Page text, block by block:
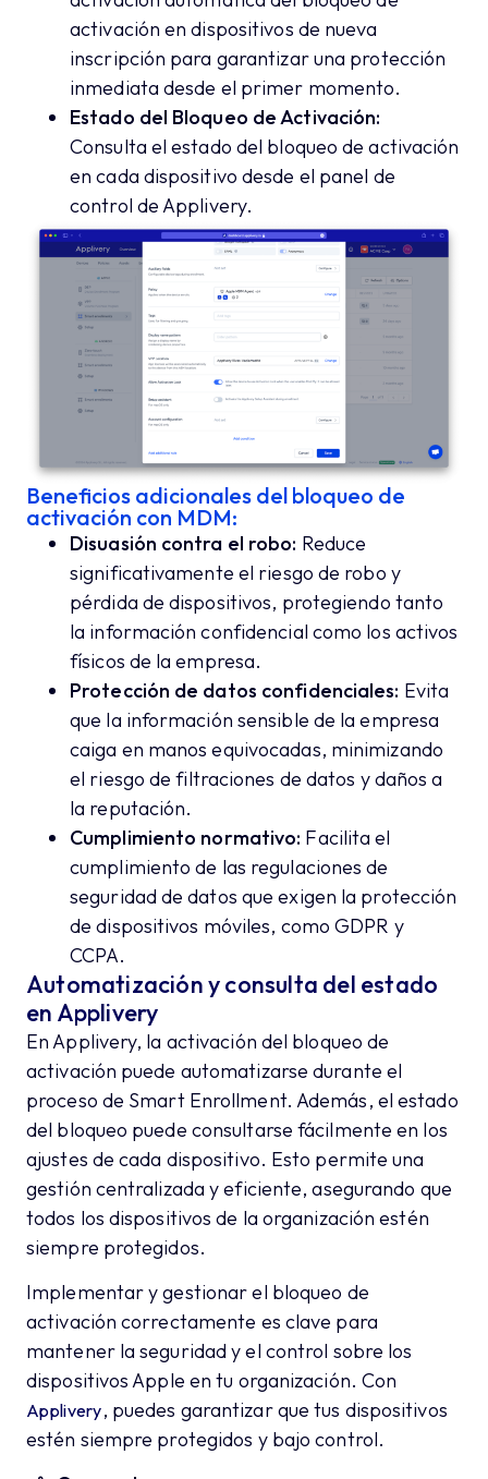
activación en dispositivos de nueva
inscripción para garantizar una protección
inmediata desde el primer momento.
Estado del Bloqueo de Activación:
Consulta el estado del bloqueo de activación
en cada dispositivo desde el panel de
control de Applivery.
Beneficios adicionales del bloqueo de
activación con MDM:
Disuasión contra el robo: Reduce
significativamente el riesgo de robo y
pérdida de dispositivos, protegiendo tanto
la información confidencial como los activos
físicos de la empresa.
Protección de datos confidenciales: Evita
que la información sensible de la empresa
caiga en manos equivocadas, minimizando
el riesgo de filtraciones de datos y daños a
la reputación.
Cumplimiento normativo: Facilita el
cumplimiento de las regulaciones de
seguridad de datos que exigen la protección
de dispositivos móviles, como GDPR y
CCPA.
Automatización y consulta del estado
en Applivery
En Applivery, la activación del bloqueo de
activación puede automatizarse durante el
proceso de Smart Enrollment. Además, el estado
del bloqueo puede consultarse fácilmente en los
ajustes de cada dispositivo. Esto permite una
gestión centralizada y eficiente, asegurando que
todos los dispositivos de la organización estén
siempre protegidos.
Implementar y gestionar el bloqueo de
activación correctamente es clave para
mantener la seguridad y el control sobre los
dispositivos Apple en tu organización. Con
Applivery, puedes garantizar que tus dispositivos
estén siempre protegidos y bajo control.